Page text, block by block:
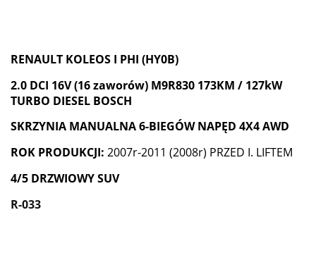
RENAULT KOLEOS I PHI (HY0B)
2.0 DCI 16V (16 zaworów) M9R830 173KM / 127kW
TURBO DIESEL BOSCH
SKRZYNIA MANUALNA 6-BIEGÓW NAPĘD 4X4 AWD
ROK PRODUKCJI: 2007r-2011 (2008r) PRZED I. LIFTEM
4/5 DRZWIOWY SUV
R-033